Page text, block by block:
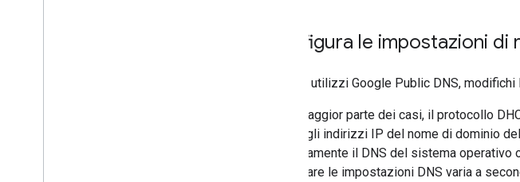
Configura le impostazioni
Quando utilizzi Google Public DNS,
Nella maggior parte dei casi, il protocollo
utilizzi gli indirizzi IP del nome di dominio
esplicitamente il DNS del sistema
modificare le impostazioni DNS varia a